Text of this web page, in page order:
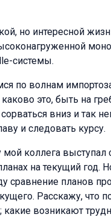
но интересной
системы.
по волнам
это, быть на
вниз и так
и следовать курсу.
коллега выступал
на текущий год.
сравнение планов
Расскажу, что
возникают